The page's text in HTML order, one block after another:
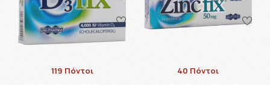
119 Πόντοι 40 Πόντοι